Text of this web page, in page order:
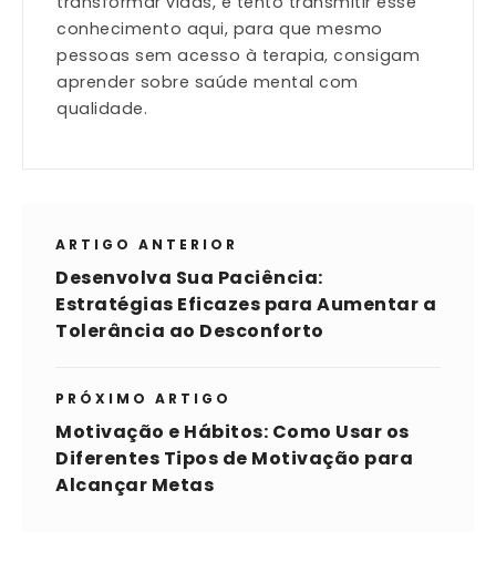
conhecimento aqui, para que mesmo
pessoas sem acesso à terapia, consigam
aprender sobre saúde mental com
qualidade.
ARTIGO ANTERIOR
Desenvolva Sua Paciência:
Estratégias Eficazes para Aumentar a
Tolerância ao Desconforto
PRÓXIMO ARTIGO
Motivação e Hábitos: Como Usar os
Diferentes Tipos de Motivação para
Alcançar Metas